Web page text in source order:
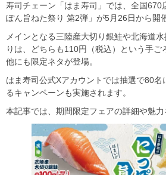
寿司チェーン「はま寿司」では、全国670
ぽん旨ねた祭り 第2弾」が5月26日から開
メインとなる三陸産大切り銀鮭や北海道
りは、どちらも110円（税込）という手ご
他にも限定ネタが登場。
はま寿司公式Xアカウントでは抽選で80名
るキャンペーンも実施されます。
本記事では、期間限定フェアの詳細や魅力